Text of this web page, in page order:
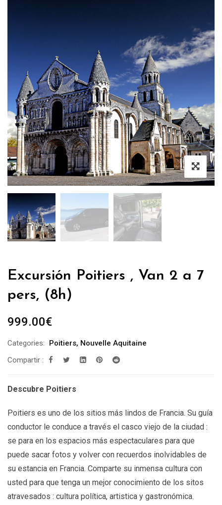
Excursión Poitiers , Van 2 a 7
pers, (8h)
999.00€
Categories: Poitiers, Nouvelle Aquitaine
Compartir :
Descubre Poitiers
Poitiers es uno de los sitios más lindos de Francia. Su guía
conductor le conduce a través el casco viejo de la ciudad :
se para en los espacios más espectaculares para que
puede sacar fotos y volver con recuerdos inolvidables de
su estancia en Francia. Comparte su inmensa cultura con
usted para que tenga un mejor conocimiento de los sitos
atravesados : cultura política, artistica y gastronómica.